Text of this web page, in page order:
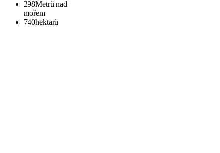
298Metrů nad
mořem
740hektarů